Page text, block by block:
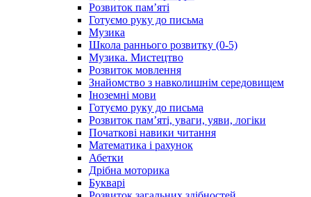
Розвиток пам’яті
Готуємо руку до письма
Музика
Школа раннього розвитку (0-5)
Музика. Мистецтво
Розвиток мовлення
Знайомство з навколишнім середовищем
Іноземні мови
Готуємо руку до письма
Розвиток пам’яті, уваги, уяви, логіки
Початкові навики читання
Математика і рахунок
Абетки
Дрібна моторика
Букварі